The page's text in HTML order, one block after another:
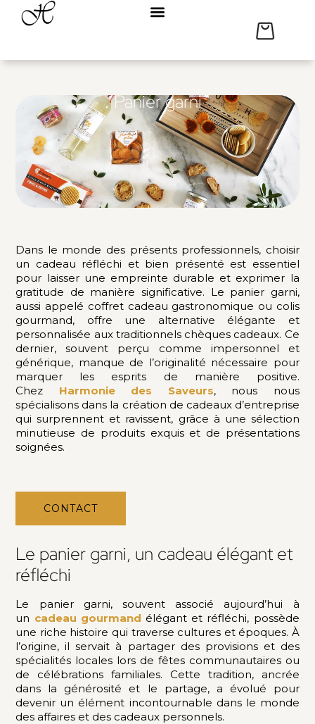
Panier garni
Dans le monde des présents professionnels, choisir
un cadeau réfléchi et bien présenté est essentiel
pour laisser une empreinte durable et exprimer la
gratitude de manière significative. Le panier garni,
aussi appelé coffret cadeau gastronomique ou colis
gourmand, offre une alternative élégante et
personnalisée aux traditionnels chèques cadeaux. Ce
dernier, souvent perçu comme impersonnel et
générique, manque de l’originalité nécessaire pour
marquer les esprits de manière positive.
Chez Harmonie des Saveurs, nous nous
spécialisons dans la création de cadeaux d’entreprise
qui surprennent et ravissent, grâce à une sélection
minutieuse de produits exquis et de présentations
soignées.
CONTACT
Le panier garni, un cadeau élégant et
réfléchi
Le panier garni, souvent associé aujourd’hui à
un cadeau gourmand élégant et réfléchi, possède
une riche histoire qui traverse cultures et époques. À
l’origine, il servait à partager des provisions et des
spécialités locales lors de fêtes communautaires ou
de célébrations familiales. Cette tradition, ancrée
dans la générosité et le partage, a évolué pour
devenir un élément incontournable dans le monde
des affaires et des cadeaux personnels.